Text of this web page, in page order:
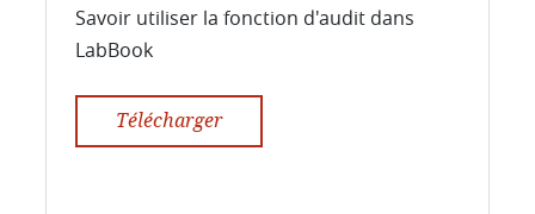
Savoir utiliser la fonction d'audit dans
LabBook
Télécharger